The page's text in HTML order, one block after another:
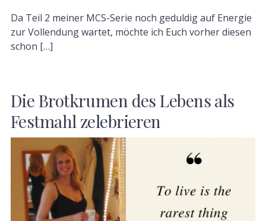
Da Teil 2 meiner MCS-Serie noch geduldig auf Energie
zur Vollendung wartet, möchte ich Euch vorher diesen
schon […]
Die Brotkrumen des Lebens als
Festmahl zelebrieren